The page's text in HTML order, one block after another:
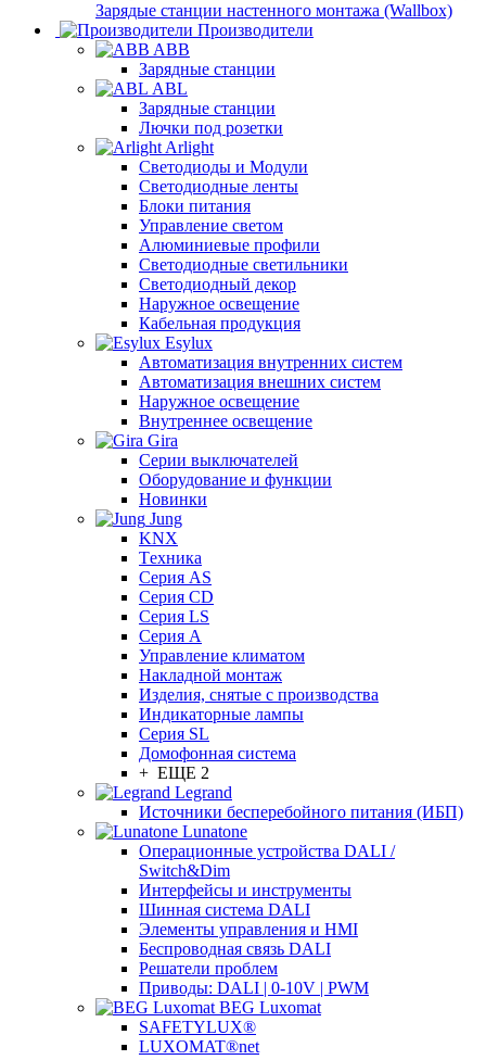
Зарядые станции настенного монтажа (Wallbox)
Производители
ABB
Зарядные станции
ABL
Зарядные станции
Лючки под розетки
Arlight
Светодиоды и Модули
Светодиодные ленты
Блоки питания
Управление светом
Алюминиевые профили
Светодиодные светильники
Светодиодный декор
Наружное освещение
Кабельная продукция
Esylux
Автоматизация внутренних систем
Автоматизация внешних систем
Наружное освещение
Внутреннее освещение
Gira
Серии выключателей
Оборудование и функции
Новинки
Jung
KNX
Tехника
Серия AS
Серия CD
Серия LS
Серия A
Управление климатом
Накладной монтаж
Изделия, снятые с производства
Индикаторные лампы
Серия SL
Домофонная система
+ ЕЩЕ 2
Legrand
Источники бесперебойного питания (ИБП)
Lunatone
Операционные устройства DALI /
Switch&Dim
Интерфейсы и инструменты
Шинная система DALI
Элементы управления и HMI
Беспроводная связь DALI
Решатели проблем
Приводы: DALI | 0-10V | PWM
BEG Luxomat
SAFETYLUX®
LUXOMAT®net